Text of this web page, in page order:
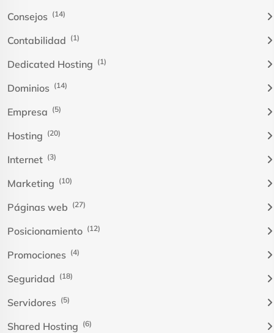
Consejos (14)
Contabilidad (1)
Dedicated Hosting (1)
Dominios (14)
Empresa (5)
Hosting (20)
Internet (3)
Marketing (10)
Páginas web (27)
Posicionamiento (12)
Promociones (4)
Seguridad (18)
Servidores (5)
Shared Hosting (6)